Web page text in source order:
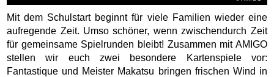
Mit dem Schulstart beginnt für viele Familien wieder eine
aufregende Zeit. Umso schöner, wenn zwischendurch Zeit
für gemeinsame Spielrunden bleibt! Zusammen mit AMIGO
stellen wir euch zwei besondere Kartenspiele vor:
Fantastique und Meister Makatsu bringen frischen Wind in